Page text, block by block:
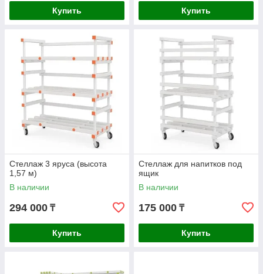
Купить Купить
Стеллаж 3 яруса (высота
1,57 м)
В наличии
294 000 ₸
Купить
Стеллаж для напитков под
ящик
В наличии
175 000 ₸
Купить